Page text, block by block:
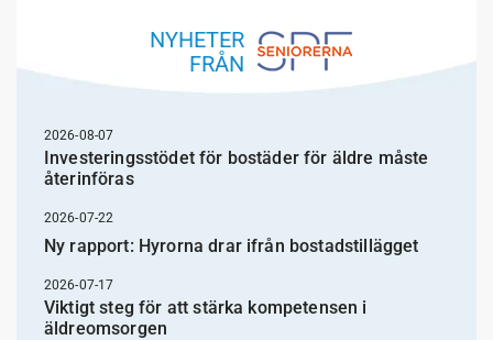
NYHETER
FRÅN
2026-08-07
Investeringsstödet för bostäder för äldre måste
återinföras
2026-07-22
Ny rapport: Hyrorna drar ifrån bostadstillägget
2026-07-17
Viktigt steg för att stärka kompetensen i
äldreomsorgen